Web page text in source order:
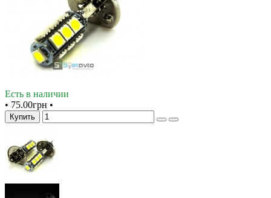
Есть в наличии
• 75.00грн •
Купить